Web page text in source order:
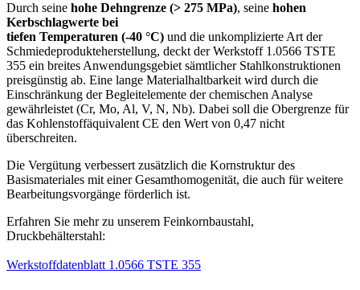
Durch seine hohe Dehngrenze (> 275 MPa), seine hohen
Kerbschlagwerte bei
tiefen Temperaturen (-40 °C) und die unkomplizierte Art der
Schmiedeprodukteherstellung, deckt der Werkstoff 1.0566 TSTE
355 ein breites Anwendungsgebiet sämtlicher Stahlkonstruktionen
preisgünstig ab. Eine lange Materialhaltbarkeit wird durch die
Einschränkung der Begleitelemente der chemischen Analyse
gewährleistet (Cr, Mo, Al, V, N, Nb). Dabei soll die Obergrenze für
das Kohlenstoffäquivalent CE den Wert von 0,47 nicht
überschreiten.
Die Vergütung verbessert zusätzlich die Kornstruktur des
Basismateriales mit einer Gesamthomogenität, die auch für weitere
Bearbeitungsvorgänge förderlich ist.
Erfahren Sie mehr zu unserem Feinkornbaustahl,
Druckbehälterstahl:
Werkstoffdatenblatt 1.0566 TSTE 355